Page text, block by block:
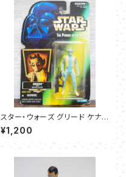
スター・ウォーズ グリード ケナ
ー フィギュア 1996
¥1,200